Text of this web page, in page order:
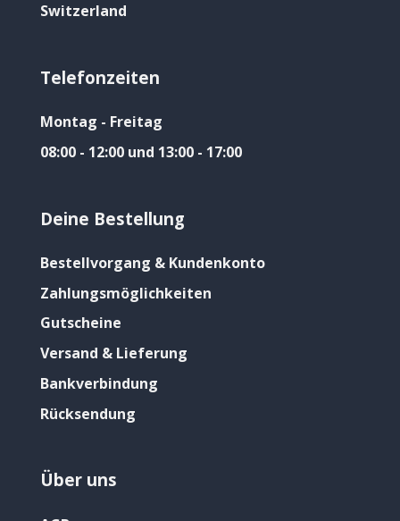
Switzerland
Telefonzeiten
Montag - Freitag
08:00 - 12:00 und 13:00 - 17:00
Deine Bestellung
Bestellvorgang & Kundenkonto
Zahlungsmöglichkeiten
Gutscheine
Versand & Lieferung
Bankverbindung
Rücksendung
Über uns